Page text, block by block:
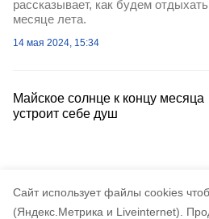
Cайт использует файлы cookies
(Яндекс.Метрика и Liveinternet).
рассказывает, как будем
месяце лета.
14 мая 2024, 15:34
Майское солнце к концу месяца
устроит себе душ